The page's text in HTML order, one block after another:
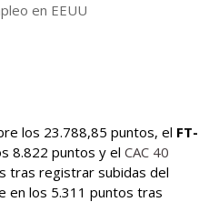
en EEUU
los 23.788,85 puntos, el FT-
8.822 puntos y el CAC 40
tras registrar subidas del
en los 5.311 puntos tras